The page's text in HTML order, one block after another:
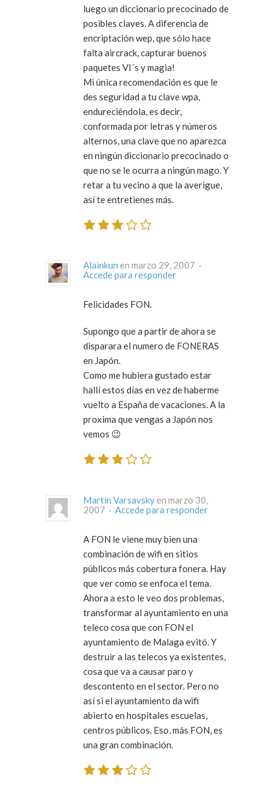
luego un diccionario precocinado de
posibles claves. A diferencia de
encriptación wep, que sólo hace
falta aircrack, capturar buenos
paquetes VI´s y magia!
Mi única recomendación es que le
des seguridad a tu clave wpa,
endureciéndola, es decir,
conformada por letras y números
alternos, una clave que no aparezca
en ningún diccionario precocinado o
que no se le ocurra a ningún mago. Y
retar a tu vecino a que la averigue,
así te entretienes más.
Alainkun
en marzo 29, 2007 ·
Accede para responder
Felicidades FON.
Supongo que a partir de ahora se
disparara el numero de FONERAS
en Japón.
Como me hubiera gustado estar
hallí estos días en vez de haberme
vuelto a España de vacaciones. A la
proxima que vengas a Japón nos
vemos 😉
Martín Varsavsky en marzo 30,
2007 · Accede para responder
A FON le viene muy bien una
combinación de wifi en sitios
públicos más cobertura fonera. Hay
que ver como se enfoca el tema.
Ahora a esto le veo dos problemas,
transformar al ayuntamiento en una
teleco cosa que con FON el
ayuntamiento de Malaga evitó. Y
destruir a las telecos ya existentes,
cosa que va a causar paro y
descontento en el sector. Pero no
así si el ayuntamiento da wifi
abierto en hospitales escuelas,
centros públicos. Eso, más FON, es
una gran combinación.